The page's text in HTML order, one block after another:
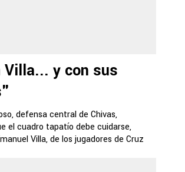
Villa... y con sus
defensa central de Chivas,
el cuadro tapatío debe cuidarse,
Villa, de los jugadores de Cruz